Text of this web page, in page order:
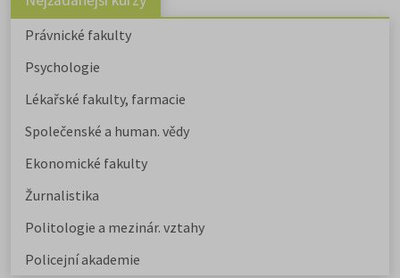
Právnické fakulty
Psychologie
Lékařské fakulty, farmacie
Společenské a human. vědy
Ekonomické fakulty
Žurnalistika
Politologie a mezinár. vztahy
Policejní akademie